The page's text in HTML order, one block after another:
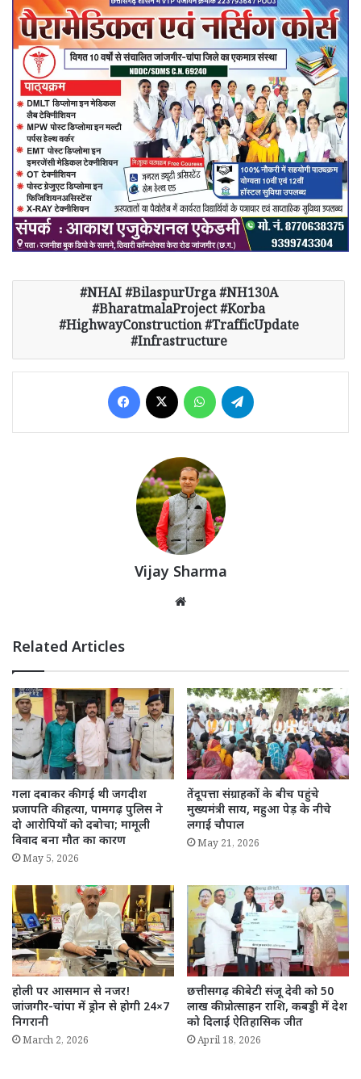
NHAI #BilaspurUrga #NH130A
#BharatmalaProject #Korba
#HighwayConstruction #TrafficUpdate
#Infrastructure
Facebook WhatsApp
Vijay Sharma
Related Articles
गला दबाकर की गई थी जगदीश
प्रजापति की हत्या, पामगढ़ पुलिस ने
दो आरोपियों को दबोचा; मामूली
विवाद बना मौत का कारण
May 5, 2026
तेंदूपत्ता संग्राहकों के बीच पहुंचे
मुख्यमंत्री साय, महुआ पेड़ के नीचे
लगाई चौपाल
May 21, 2026
होली पर आसमान से नजर!
जांजगीर-चांपा में ड्रोन से होगी 24×7
निगरानी
March 2, 2026
छत्तीसगढ़ की बेटी संजू देवी को 50
लाख की प्रोत्साहन राशि, कबड्डी में देश
को दिलाई ऐतिहासिक जीत
April 18, 2026